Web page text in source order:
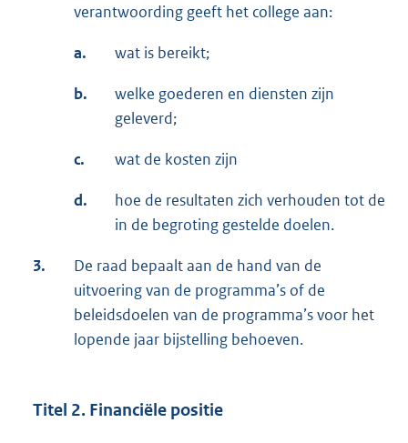
verantwoording geeft het college aan:
a. wat is bereikt;
b.
welke goederen en diensten zijn
geleverd;
c. wat de kosten zijn
d.
hoe de resultaten zich verhouden tot de
in de begroting gestelde doelen.
3.
De raad bepaalt aan de hand van de
uitvoering van de programma’s of de
beleidsdoelen van de programma’s voor het
lopende jaar bijstelling behoeven.
Titel 2. Financiële positie